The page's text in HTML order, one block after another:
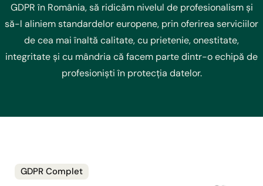
GDPR în România, să ridicăm nivelul de profesionalism și
să-l aliniem standardelor europene, prin oferirea serviciilor
de cea mai înaltă calitate, cu prietenie, onestitate,
integritate și cu mândria că facem parte dintr-o echipă de
profesioniști în protecția datelor.
GDPR Complet